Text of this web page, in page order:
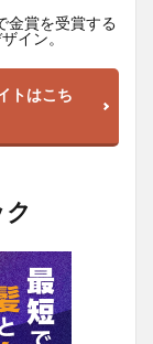
金賞を受賞する
イン。
トはこち